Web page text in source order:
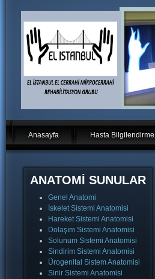
Anasayfa Hasta Bilgilendirme
ANATOMİ SUNULAR
Genel Anatomi
İskelet Sistemi Anatomisi
Hareket Sistemi Anatomisi
Dolaşım Sistemi Anatomisi
Solunum Sistemi Anatomisi
Sindirim Sistemi Anatomisi
Ürogenital Sistem Anatomisi
Sinir Sistemi Anatomisi